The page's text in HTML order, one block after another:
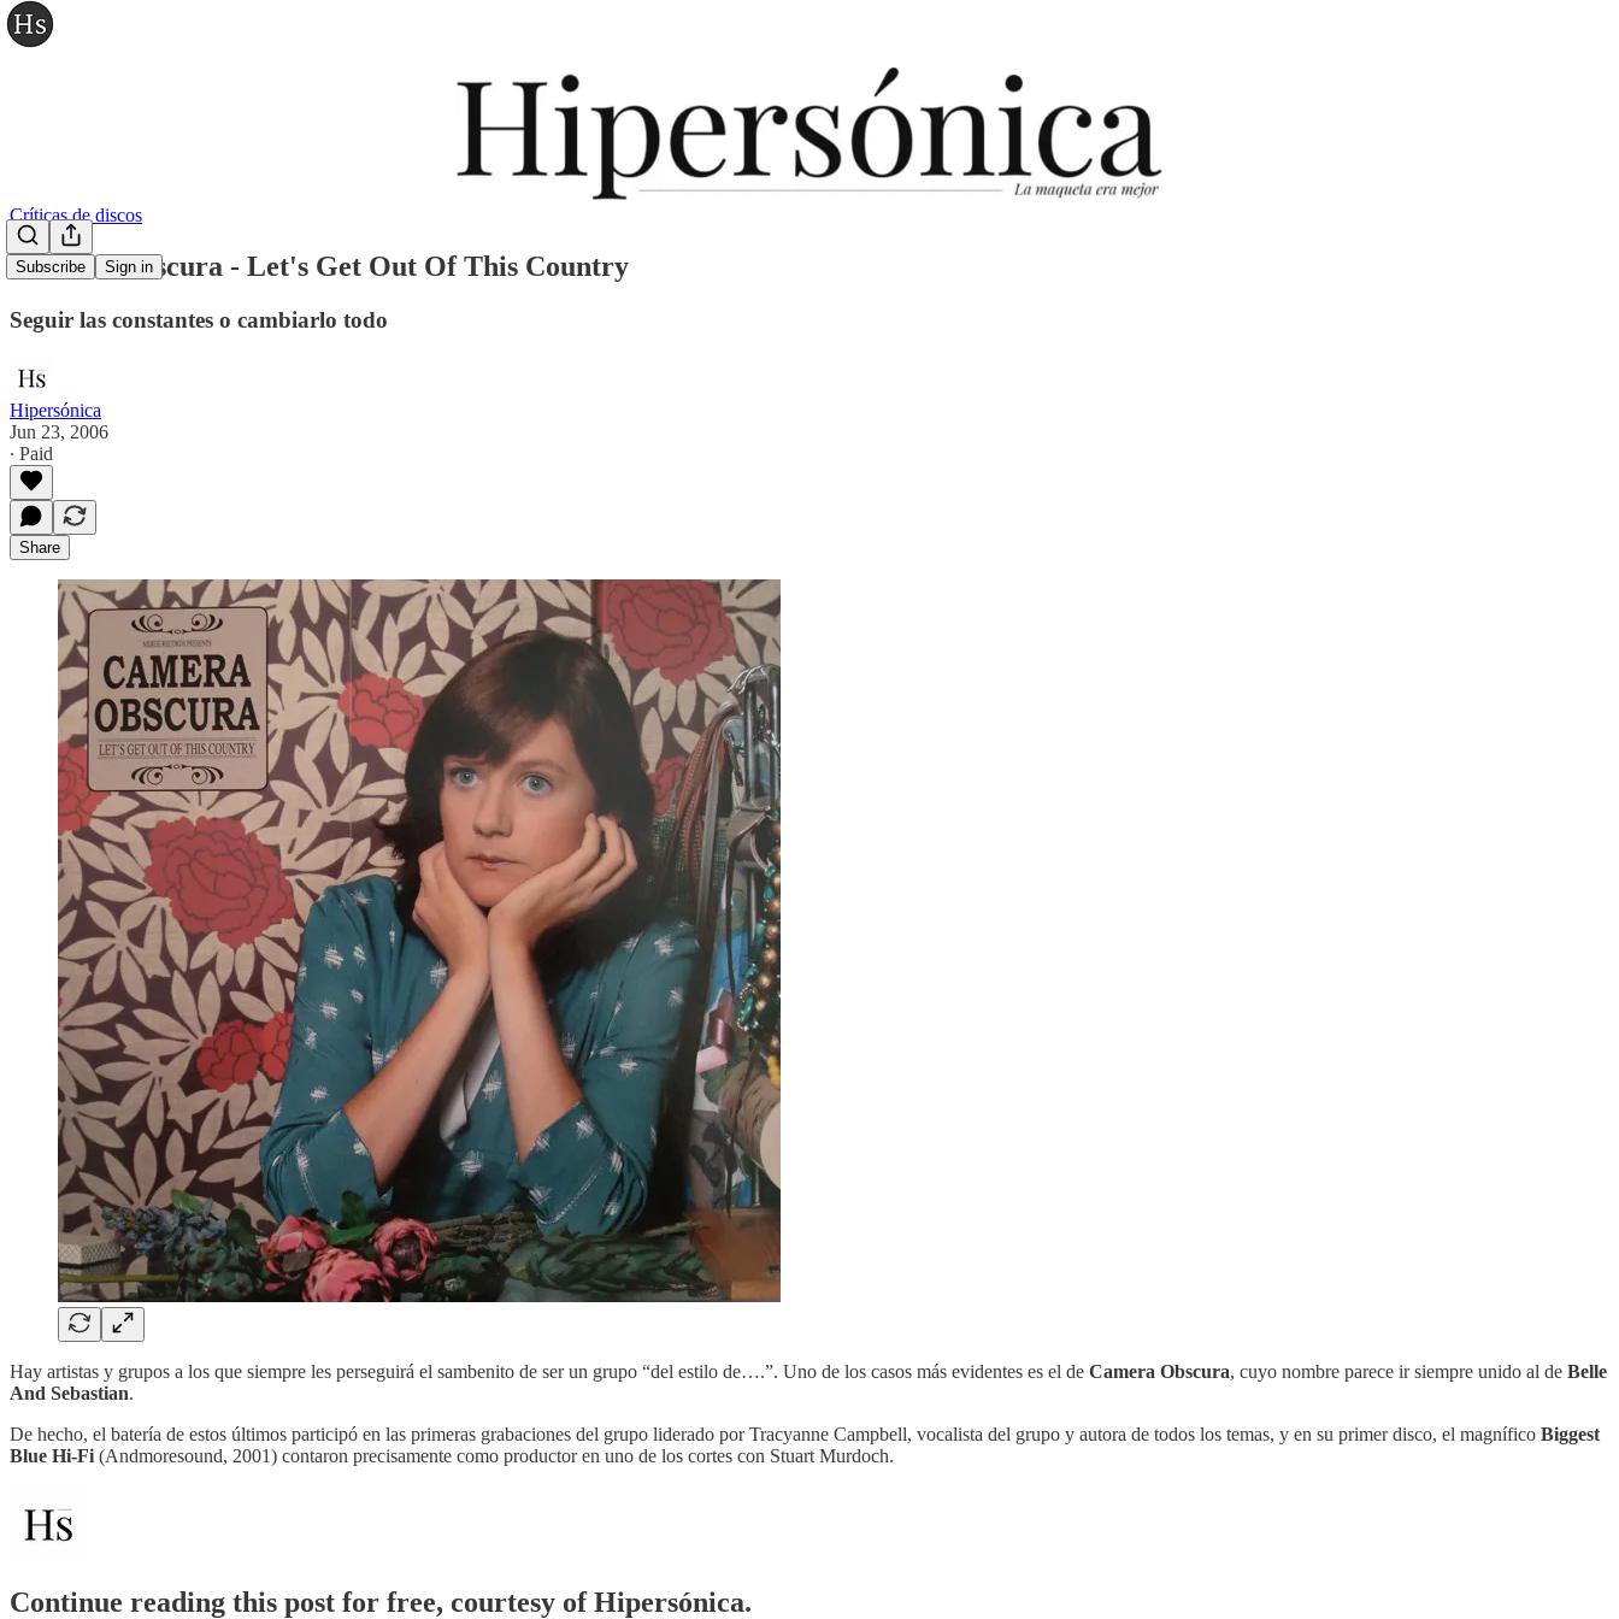
Subscribe Sign in
Críticas de discos
Camera Obscura - Let's Get Out Of This Country
Seguir las constantes o cambiarlo todo
Hipersónica
Jun 23, 2006
∙ Paid
Share
Hay artistas y grupos a los que siempre les perseguirá el sambenito de ser un grupo “del estilo de….”. Uno de los casos más evidentes es el de Camera Obscura, cuyo nombre parece ir siempre unido al de Belle
And Sebastian.
De hecho, el batería de estos últimos participó en las primeras grabaciones del grupo liderado por Tracyanne Campbell, vocalista del grupo y autora de todos los temas, y en su primer disco, el magnífico Biggest
Blue Hi-Fi (Andmoresound, 2001) contaron precisamente como productor en uno de los cortes con Stuart Murdoch.
Continue reading this post for free, courtesy of Hipersónica.